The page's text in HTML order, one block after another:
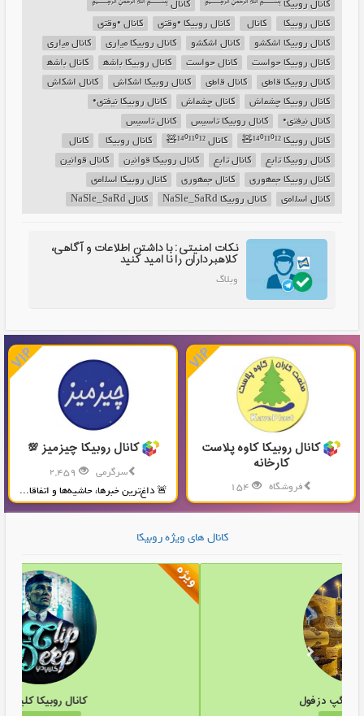
کانال روبیکا ﷽
کانال ﷽
کانال روبیکا ‌
کانال ‌ کانال روبیکا •وق‍‌ت‍‌ی
کانال •وق‍‌ت‍‌ی
کانال روبیکا اش‍‌ک‍‌ش‍‌و
کانال اش‍‌ک‍‌ش‍‌و کانال روبیکا م‍‌ی‍‌اری
کانال م‍‌ی‍‌اری
کانال روبیکا ح‍‌واس‍‌ت
کانال ح‍‌واس‍‌ت کانال روبیکا ب‍‌اش‍‌ه‍‌
کانال ب‍‌اش‍‌ه‍‌
کانال روبیکا ق‍‌اط‍‌ی
کانال ق‍‌اط‍‌ی کانال روبیکا اش‍‌ک‍‌اش
کانال اش‍‌ک‍‌اش
کانال روبیکا چ‍‌ش‍‌م‍‌اش
کانال چ‍‌ش‍‌م‍‌اش
کانال روبیکا ن‍‌ی‍‌ف‍‌ت‍‌ی•
کانال ن‍‌ی‍‌ف‍‌ت‍‌ی•
کانال روبیکا ت‍‌اس‍‌ی‍‌س
کانال ت‍‌اس‍‌ی‍‌س
کانال روبیکا ¹⁴⁰¹¹⁰¹²🧸
کانال ¹⁴⁰¹¹⁰¹²🧸 کانال روبیکا ‌
کانال ‌
کانال روبیکا ‌ت‍‌اب‍‌ع
کانال ‌ت‍‌اب‍‌ع کانال روبیکا ق‍‌وان‍‌ی‍‌ن
کانال ق‍‌وان‍‌ی‍‌ن
کانال روبیکا ج‍‌م‍‌ه‍‌وری
کانال ج‍‌م‍‌ه‍‌وری
کانال روبیکا اس‍‌ل‍‌ام‍‌ی
کانال اس‍‌ل‍‌ام‍‌ی
کانال روبیکا NaSle_SaRd کانال NaSle_SaRd
نکات امنیتی: با داشتن اطلاعات و آگاهی،
کلاهبرداران را نا امید کنید
وبلاگ
کانال روبیکا کاوه پلاست
کارخانه
فروشگاه
تولید و پخش محصولات پلاستیکی...
کانال روبیکا چیزمیز 💯
سرگرمی
🚨 داغ‌ترین خبرها، حاشیه‌ها و اتفاقا...
کانال های ویژه روبیکا
کانال روبیکا گروه گپ دزفول